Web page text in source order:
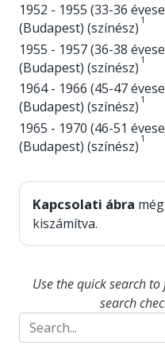
1952 - 1955 (33-36
(Budapest) (színész) 1
1955 - 1957 (36-38
(Budapest) (színész) 1
1964 - 1966 (45-47
(Budapest) (színész) 1
1965 - 1970 (46-51
(Budapest) (színész) 1
Kapcsolati ábra
kiszámítva.
Use the quick search
search